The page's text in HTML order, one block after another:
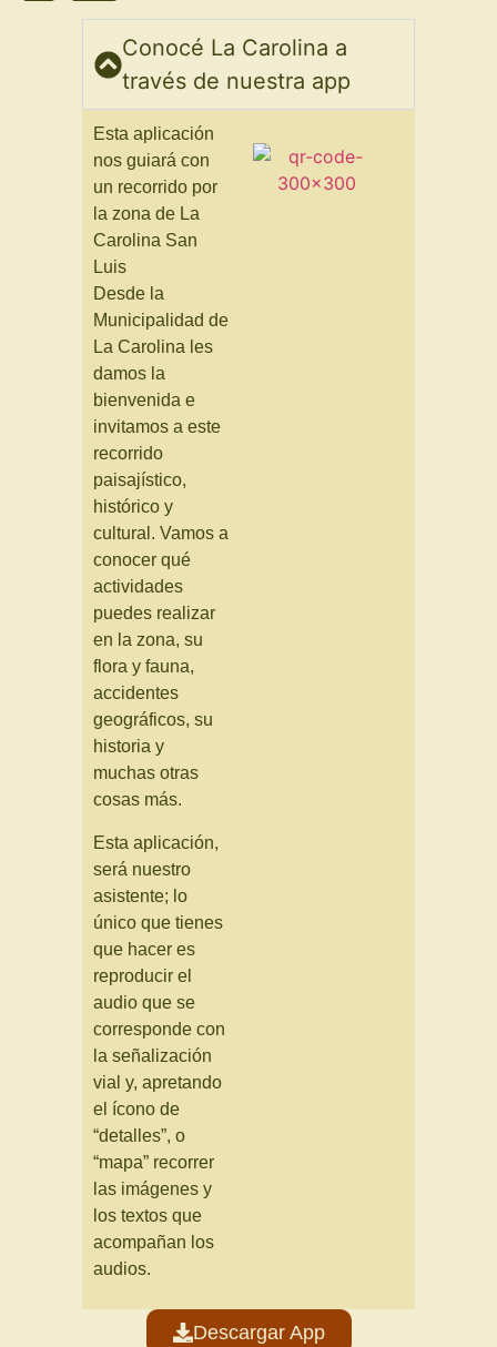
Conocé La Carolina a
través de nuestra app
Esta aplicación
nos guiará con
un recorrido por
la zona de La
Carolina San
Luis
Desde la
Municipalidad de
La Carolina les
damos la
bienvenida e
invitamos a este
recorrido
paisajístico,
histórico y
cultural. Vamos a
conocer qué
actividades
puedes realizar
en la zona, su
flora y fauna,
accidentes
geográficos, su
historia y
muchas otras
cosas más.
Esta aplicación,
será nuestro
asistente; lo
único que tienes
que hacer es
reproducir el
audio que se
corresponde con
la señalización
vial y, apretando
el ícono de
“detalles”, o
“mapa” recorrer
las imágenes y
los textos que
acompañan los
audios.
Descargar App